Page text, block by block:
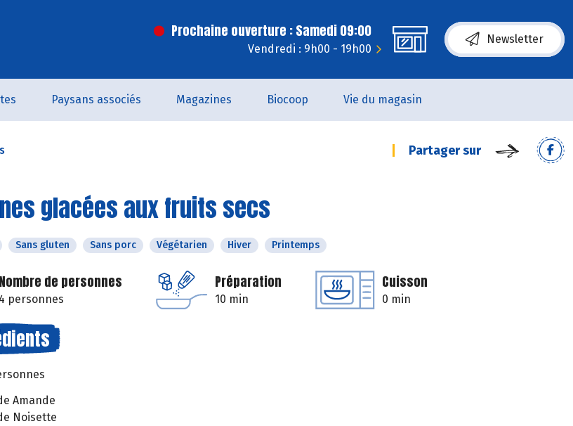
Prochaine ouverture : Samedi 09:00
Vendredi : 9h00 - 19h00
Newsletter
Paysans associés Magazines Biocoop Vie du magasin
Partager sur
glacées aux fruits secs
Sans gluten Sans porc Végétarien Hiver Printemps
Nombre de personnes
4 personnes
Préparation
10 min
Cuisson
0 min
Amande
Noisette